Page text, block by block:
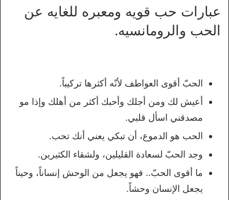
عبارات حب قويه ومعبره للغايه عن
الحب والرومانسيه.
الحبّ أقوى العواطف لأنّه أكثرها تركيباً.
أعيش لك ومن أجلك وأحبك أكثر من أهلك وإذا مو
مصدقني اسأل قلبي.
الحب هو الدموع، أن تبكي يعني أنك تحب.
وجد الحبّ لسعادة القليلين، ولشقاء الكثيرين.
ما أقوى الحبّ.. فهو يجعل من الوحش إنساناً، وحيناً
يجعل الإنسان وحشاً.